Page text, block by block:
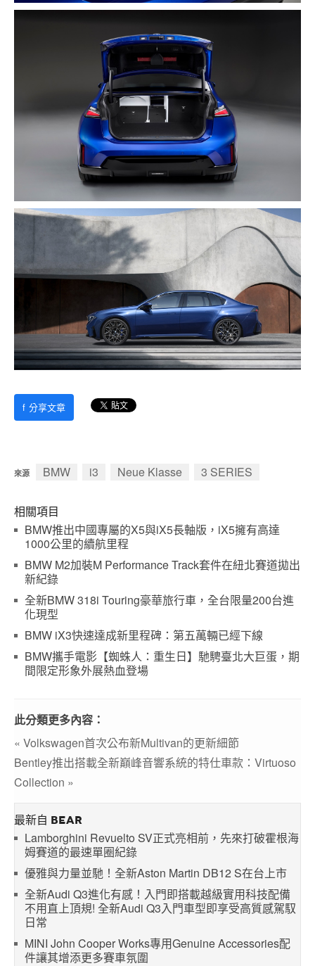
f 分享文章
來源 BMW i3 Neue Klasse 3 SERIES
相關項目
BMW推出中國專屬的X5與iX5長軸版，iX5擁有高達
1000公里的續航里程
BMW M2加裝M Performance Track套件在紐北賽道拋出
新紀錄
全新BMW 318i Touring豪華旅行車，全台限量200台進
化現型
BMW iX3快速達成新里程碑：第五萬輛已經下線
BMW攜手電影【蜘蛛人：重生日】馳騁臺北大巨蛋，期
間限定形象外展熱血登場
此分類更多內容：
« Volkswagen首次公布新Multivan的更新細節
Bentley推出搭載全新巔峰音響系統的特仕車款：Virtuoso
Collection »
最新自 BEAR
Lamborghini Revuelto SV正式亮相前，先來打破霍根海
姆賽道的最速單圈紀錄
優雅與力量並馳！全新Aston Martin DB12 S在台上市
全新Audi Q3進化有感！入門即搭載越級實用科技配備
不用直上頂規! 全新Audi Q3入門車型即享受高質感駕馭
日常
MINI John Cooper Works專用Genuine Accessories配
件讓其增添更多賽車氛圍